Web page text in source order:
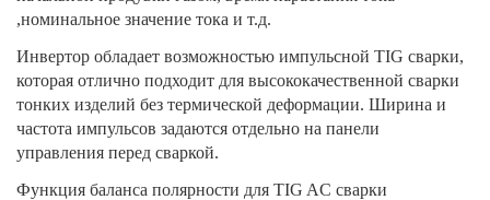
,номинальное значение тока и т.д.
Инвертор обладает возможностью импульсной TIG сварки,
которая отлично подходит для высококачественной сварки
тонких изделий без термической деформации. Ширина и
частота импульсов задаются отдельно на панели
управления перед сваркой.
Функция баланса полярности для TIG AC сварки